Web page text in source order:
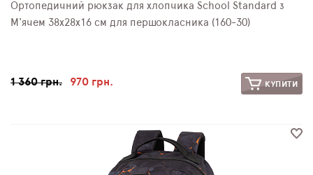
Ортопедичний рюкзак для хлопчика School Standard з
М'ячем 38х28х16 см для першокласника (160-30)
1 360 грн. 970 грн. КУПИТИ